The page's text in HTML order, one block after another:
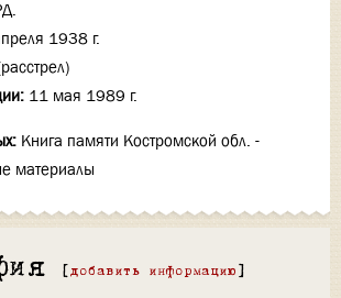
1938 г.
11 мая 1989 г.
Книга памяти Костромской обл. -
материалы
[ добавить информацию ]